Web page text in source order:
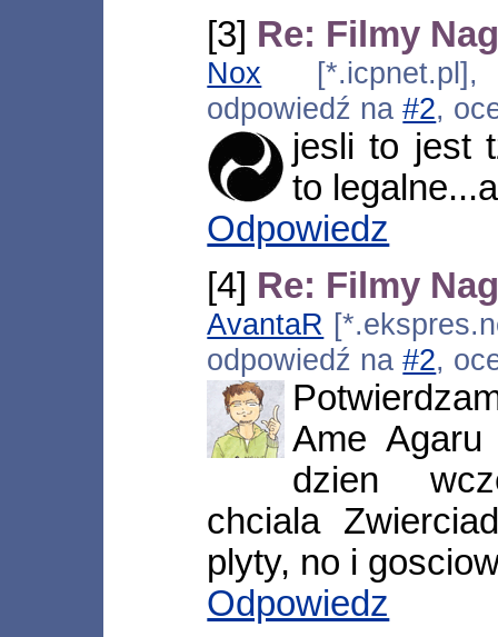
[3] Re: Filmy
Nox [*.icpnet.pl],
odpowiedź na#2,
jesli to jest
to
Odpowiedz
[4] Re: Filmy
AvantaR
odpowiedź na#2,
Ame
dzien
chciala
plyty, no i
Odpowiedz